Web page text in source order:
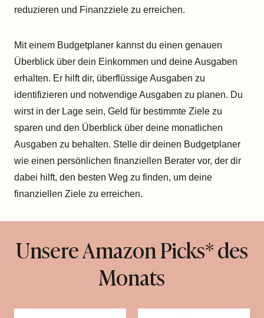
reduzieren und Finanzziele zu erreichen.
Mit einem Budgetplaner kannst du einen genauen
Überblick über dein Einkommen und deine Ausgaben
erhalten. Er hilft dir, überflüssige Ausgaben zu
identifizieren und notwendige Ausgaben zu planen. Du
wirst in der Lage sein, Geld für bestimmte Ziele zu
sparen und den Überblick über deine monatlichen
Ausgaben zu behalten. Stelle dir deinen Budgetplaner
wie einen persönlichen finanziellen Berater vor, der dir
dabei hilft, den besten Weg zu finden, um deine
finanziellen Ziele zu erreichen.
Unsere Amazon Picks* des
Monats